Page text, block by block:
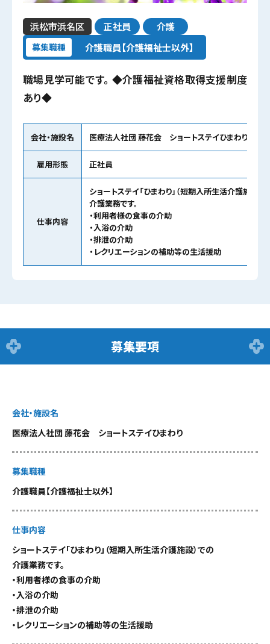
浜松市浜名区 正社員 介護
募集職種 介護職員【介護福祉士以外】
職場見学可能です。 ◆介護福祉資格取得支援制度
あり◆
会社・施設名 医療法人社団 藤花会 ショートステイひまわり
雇用形態 正社員
仕事内容
ショートステイ「ひまわり」（短期入所生活介護施設）
介護業務です。
・利用者様の食事の介助
・入浴の介助
・排泄の介助
・レクリエーションの補助等の生活援助
募集要項
会社・施設名
医療法人社団 藤花会 ショートステイひまわり
募集職種
介護職員【介護福祉士以外】
仕事内容
ショートステイ「ひまわり」（短期入所生活介護施設）での
介護業務です。
・利用者様の食事の介助
・入浴の介助
・排泄の介助
・レクリエーションの補助等の生活援助